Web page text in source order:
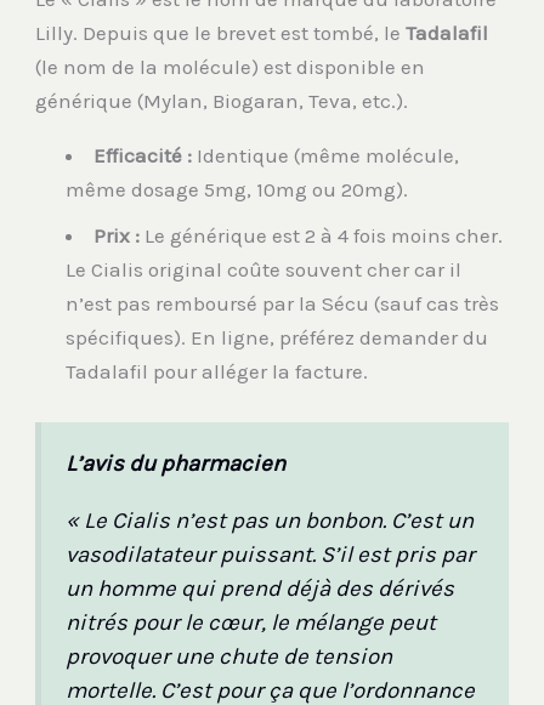
Lilly. Depuis que le brevet est tombé, leTadalafil
(le nom de la molécule) est disponible en
générique (Mylan, Biogaran, Teva, etc.).
Efficacité : Identique (même molécule,
même dosage 5mg, 10mg ou 20mg).
Prix : Le générique est 2 à 4 fois moins cher.
Le Cialis original coûte souvent cher car il
n’est pas remboursé par la Sécu (sauf cas très
spécifiques). En ligne, préférez demander du
Tadalafil pour alléger la facture.
L’avis du pharmacien
« Le Cialis n’est pas un bonbon. C’est un
vasodilatateur puissant. S’il est pris par
un homme qui prend déjà des dérivés
nitrés pour le cœur, le mélange peut
provoquer une chute de tension
mortelle. C’est pour ça que l’ordonnance